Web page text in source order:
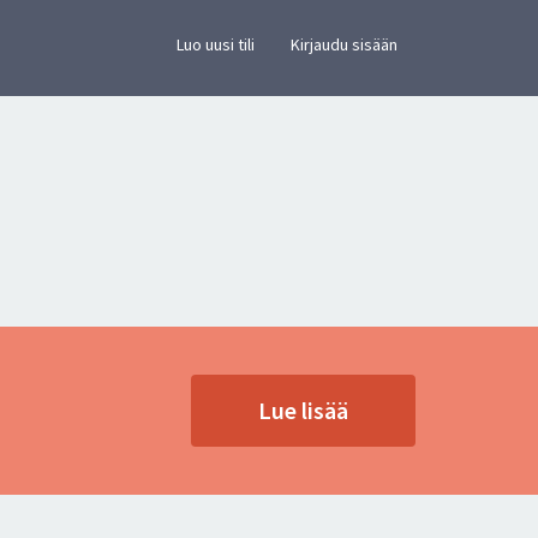
Luo uusi tili Kirjaudu sisään
Lue lisää